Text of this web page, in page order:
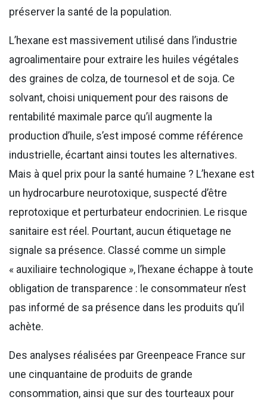
préserver la santé de la population.
L’hexane est massivement utilisé dans l’industrie
agroalimentaire pour extraire les huiles végétales
des graines de colza, de tournesol et de soja. Ce
solvant, choisi uniquement pour des raisons de
rentabilité maximale parce qu’il augmente la
production d’huile, s’est imposé comme référence
industrielle, écartant ainsi toutes les alternatives.
Mais à quel prix pour la santé humaine ? L’hexane est
un hydrocarbure neurotoxique, suspecté d’être
reprotoxique et perturbateur endocrinien. Le risque
sanitaire est réel. Pourtant, aucun étiquetage ne
signale sa présence. Classé comme un simple
« auxiliaire technologique », l’hexane échappe à toute
obligation de transparence : le consommateur n’est
pas informé de sa présence dans les produits qu’il
achète.
Des analyses réalisées par Greenpeace France sur
une cinquantaine de produits de grande
consommation, ainsi que sur des tourteaux pour